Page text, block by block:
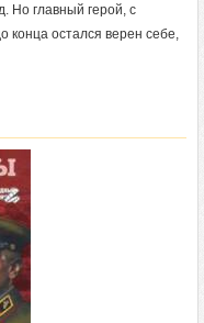
Но главный герой, с
конца остался верен себе,